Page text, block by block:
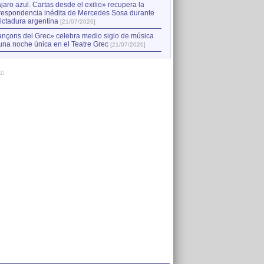
azul. Cartas desde el exilio» recupera la
inédita de Mercedes Sosa durante
argentina [21/07/2026]
del Grec» celebra medio siglo de música
noche única en el Teatre Grec [21/07/2026]